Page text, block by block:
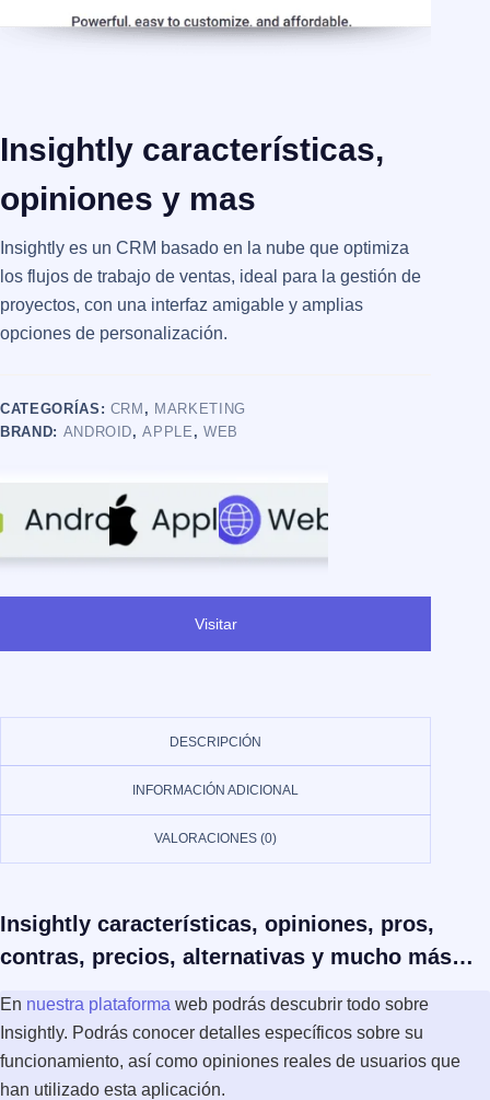
Insightly características,
opiniones y mas
Insightly es un CRM basado en la nube que optimiza
los flujos de trabajo de ventas, ideal para la gestión de
proyectos, con una interfaz amigable y amplias
opciones de personalización.
CATEGORÍAS: CRM , MARKETING
BRAND: ANDROID,APPLE , WEB
Visitar
DESCRIPCIÓN
INFORMACIÓN ADICIONAL
VALORACIONES (0)
Insightly características, opiniones, pros,
contras, precios, alternativas y mucho más…
En nuestra plataforma web podrás descubrir todo sobre
Insightly. Podrás conocer detalles específicos sobre su
funcionamiento, así como opiniones reales de usuarios que
han utilizado esta aplicación.